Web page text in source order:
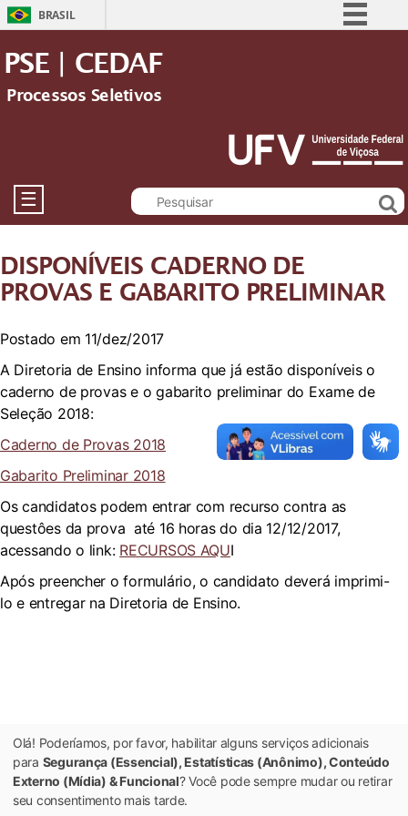
BRASIL
Acesso à informação
Legislação
Canais
PSE | CEDAF
Processos Seletivos
☰
DISPONÍVEIS CADERNO DE
PROVAS E GABARITO PRELIMINAR
Postado em 11/dez/2017
A Diretoria de Ensino informa que já estão disponíveis o
caderno de provas e o gabarito preliminar do Exame de
Seleção 2018:
Caderno de Provas 2018
Gabarito Preliminar 2018
Os candidatos podem entrar com recurso contra as
questôes da prova até 16 horas do dia 12/12/2017,
acessando o link: RECURSOS AQUI
Após preencher o formulário, o candidato deverá imprimi-
lo e entregar na Diretoria de Ensino.
Olá! Poderíamos, por favor, habilitar alguns serviços adicionais
para Segurança (Essencial), Estatísticas (Anônimo), Conteúdo
Externo (Mídia) & Funcional? Você pode sempre mudar ou retirar
seu consentimento mais tarde.